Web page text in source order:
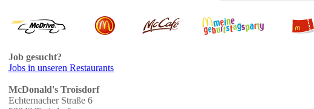
Job gesucht?
Jobs in unseren Restaurants
McDonald's Troisdorf
Echternacher Straße 6